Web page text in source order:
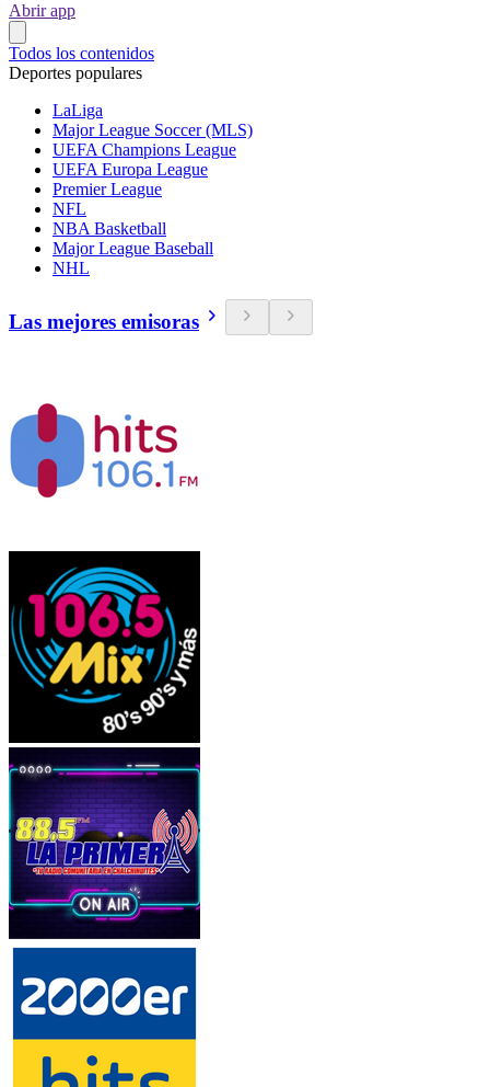
Abrir app
Todos los contenidos
Deportes populares
LaLiga
Major League Soccer (MLS)
UEFA Champions League
UEFA Europa League
Premier League
NFL
NBA Basketball
Major League Baseball
NHL
Las mejores emisoras